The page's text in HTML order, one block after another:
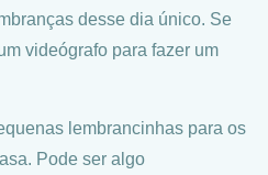
desse dia único. Se
videógrafo para fazer um
lembrancinhas para os
Pode ser algo